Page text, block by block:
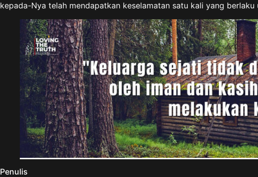
kepada-Nya telah mendapatkan keselamatan satu kali yang berlaku
Penulis